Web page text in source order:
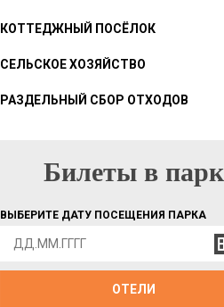
КОТТЕДЖНЫЙ ПОСЁЛОК
СЕЛЬСКОЕ ХОЗЯЙСТВО
РАЗДЕЛЬНЫЙ СБОР ОТХОДОВ
БИЛЕТЫ В ПАРК
Билеты в парк
ВЫБЕРИТЕ ДАТУ ПОСЕЩЕНИЯ ПАРКА
ОТЕЛИ